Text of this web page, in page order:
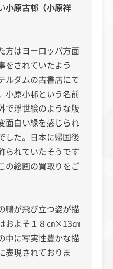
小原古邨（小原祥
方はヨーロッパ方面
をされていたよう
ルダムの古書店にて
小原小邨という名前
で浮世絵のような版
面白い縁を感じられ
した。日本に帰国後
られていたそうです
の絵画の買取りをご
鴨が飛び立つ姿が描
およそ１８㎝×13㎝
中に写実性豊かな描
表現されておりま